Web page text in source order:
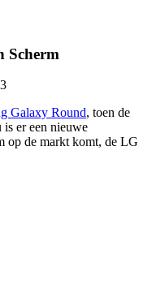
Scherm
Galaxy Round, toen de
er een nieuwe
op de markt komt, de LG